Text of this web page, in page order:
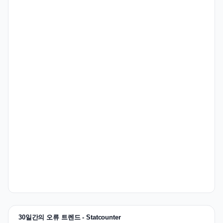
30일간의 오류 트렌드 - Statcounter